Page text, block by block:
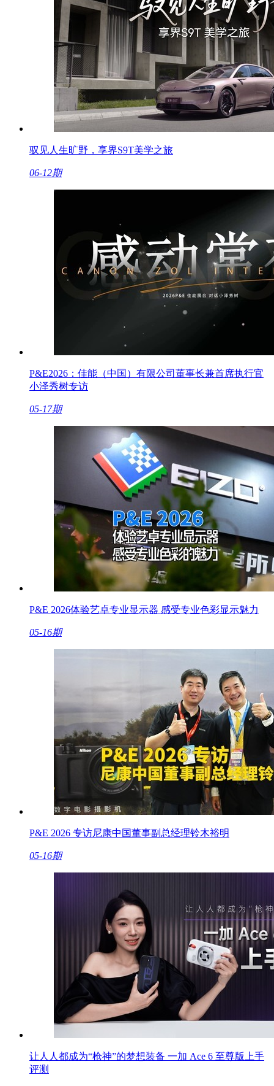
驭见人生旷野，享界S9T美学之旅
06-12期
P&E2026：佳能（中国）有限公司董事长兼首席执行官
小泽秀树专访
05-17期
P&E 2026体验艺卓专业显示器 感受专业色彩显示魅力
05-16期
P&E 2026 专访尼康中国董事副总经理铃木裕明
05-16期
让人人都成为“枪神”的梦想装备 一加 Ace 6 至尊版上手
评测